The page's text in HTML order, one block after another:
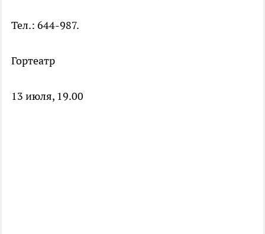
Тел.: 644-987.
Гортеатр
13 июля, 19.00